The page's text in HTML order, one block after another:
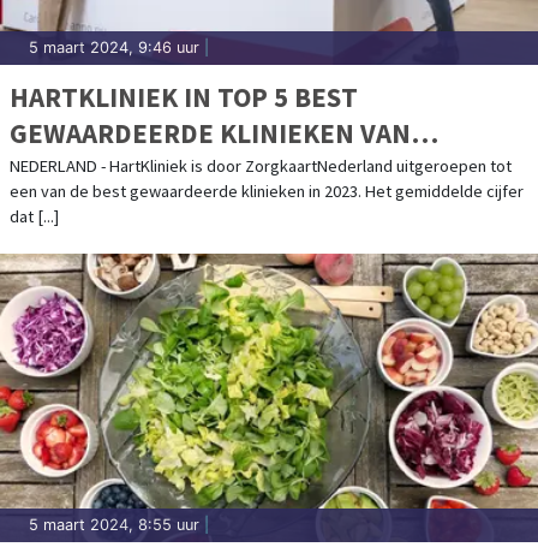
5 maart 2024, 9:46 uur
HARTKLINIEK IN TOP 5 BEST
GEWAARDEERDE KLINIEKEN VAN
ZORGKAARTNEDERLAND
NEDERLAND - HartKliniek is door ZorgkaartNederland uitgeroepen tot
een van de best gewaardeerde klinieken in 2023. Het gemiddelde cijfer
dat [...]
5 maart 2024, 8:55 uur